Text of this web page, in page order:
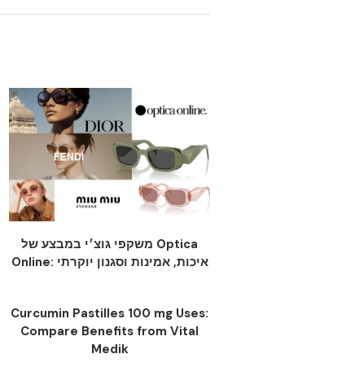
משקפי גוצ׳י במבצע של Optica
Online: איכות, אמינות וסגנון יוקרתי
Curcumin Pastilles 100 mg Uses:
Compare Benefits from Vital
Medik